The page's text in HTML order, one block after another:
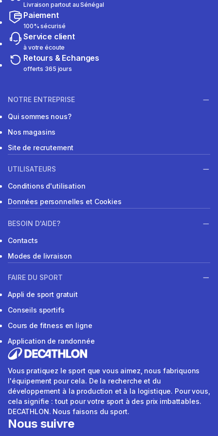
Livraison partout au Sénégal
Paiement
100% sécurisé
Service client
à votre écoute
Retours & Echanges
offerts 365 jours
NOTRE ENTREPRISE
Qui sommes nous?
Nos magasins
Site de recrutement
UTILISATEURS
Conditions d'utilisation
Données personnelles et Cookies
BESOIN D'AIDE?
Contacts
Modes de livraison
FAIRE DU SPORT
Appli de sport gratuit
Conseils sportifs
Cours de fitness en ligne
Application de randonnée
Vous pratiquez le sport que vous aimez, nous fabriquons
l'équipement pour cela. De la recherche et du
développement à la production et à la logistique. Pour vous,
cela signifie : tout pour votre sport à des prix imbattables.
DECATHLON. Nous faisons du sport.
Nous suivre